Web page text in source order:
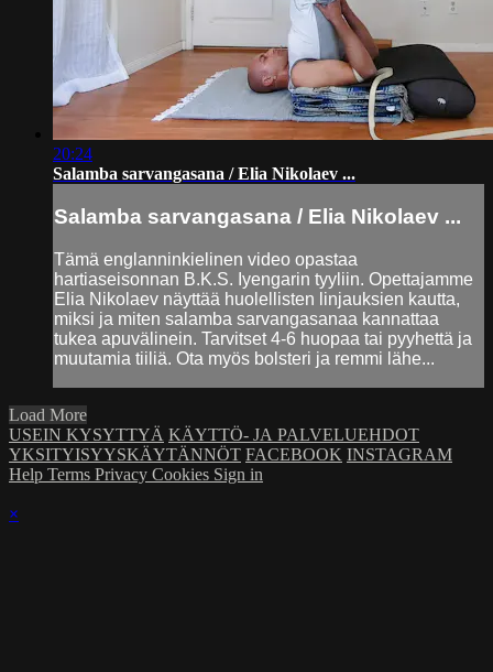
20:24
Salamba sarvangasana / Elia Nikolaev ...
Salamba sarvangasana / Elia Nikolaev ...
Tämä englanninkielinen video opastaa
hartiaseisonnan B.K.S. Iyengarin tyyliin. Opettajamme
Elia Nikolaev näyttää huolellisten linjauksien kautta,
miksi ja miten salamba sarvangasanaa kannattaa
tukea apuvälinein. Tarvitset 4-6 huopaa tai pyyhettä ja
muutamia tiiliä. Ota myös bolsteri ja remmi lähe...
Load More
USEIN KYSYTTYÄ KÄYTTÖ- JA PALVELUEHDOT
YKSITYISYYSKÄYTÄNNÖT FACEBOOK INSTAGRAM
Help Terms Privacy Cookies Sign in
×